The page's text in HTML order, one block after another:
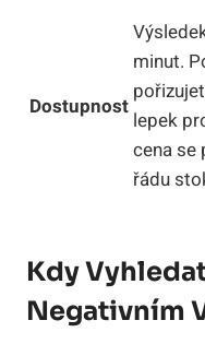
Dostupnost
minut.
lepek
cena se
řádu
Kdy
Negativním